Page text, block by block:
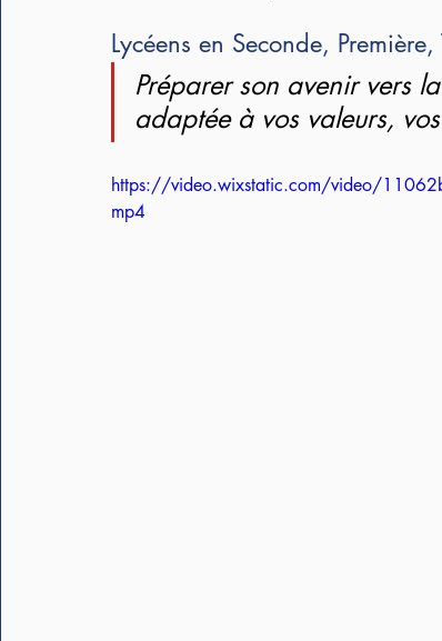
Lycéens en Seconde,
Préparer son avenir vers
adaptée à vos valeurs,
https://video.wixstatic.com/video/
mp4